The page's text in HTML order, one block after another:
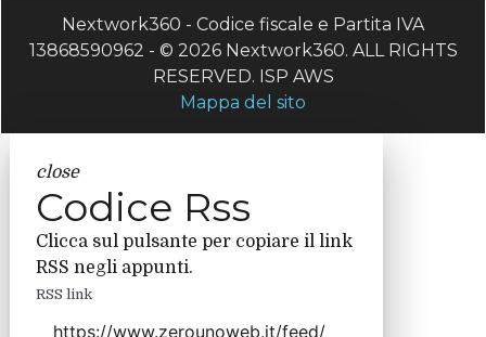
Nextwork360 - Codice fiscale e Partita IVA
13868590962 - © 2026 Nextwork360. ALL RIGHTS
RESERVED. ISP AWS
Mappa del sito
close
Codice Rss
Clicca sul pulsante per copiare il link
RSS negli appunti.
RSS link